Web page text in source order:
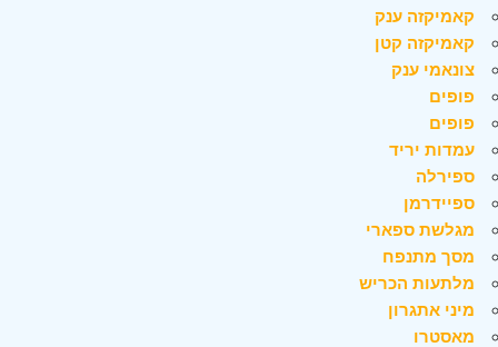
קאמיקזה ענק
קאמיקזה קטן
צונאמי ענק
פופים
פופים
עמדות יריד
ספירלה
ספיידרמן
מגלשת ספארי
מסך מתנפח
מלתעות הכריש
מיני אתגרון
מאסטרו